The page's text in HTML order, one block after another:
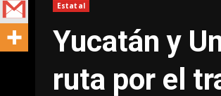
Estatal
Yucatán y
ruta por el